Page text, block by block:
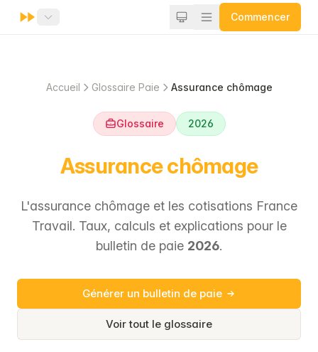
Commencer
Accueil Glossaire Paie Assurance chômage
Glossaire 2026
Assurance chômage
L'assurance chômage et les cotisations France
Travail. Taux, calculs et explications pour le
bulletin de paie 2026.
Générer un bulletin de paie
Voir tout le glossaire